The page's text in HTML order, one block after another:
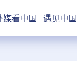
媒看中国 遇见中国